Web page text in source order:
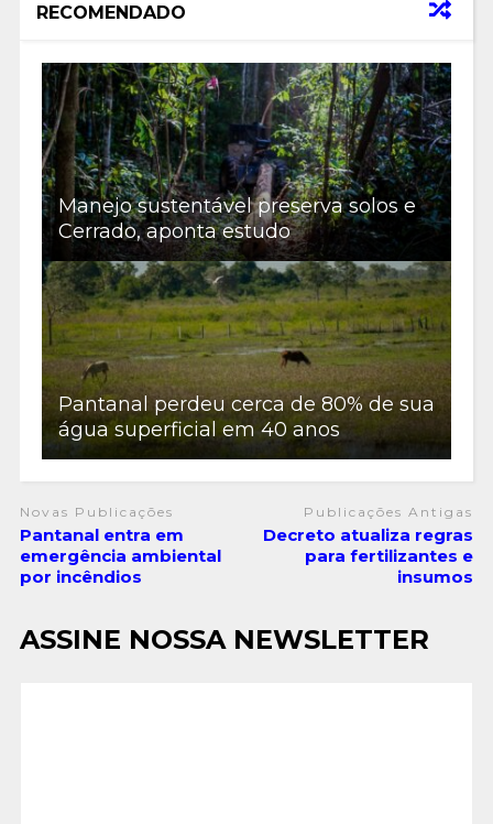
RECOMENDADO
Manejo sustentável preserva solos e
Cerrado, aponta estudo
Pantanal perdeu cerca de 80% de sua
água superficial em 40 anos
Novas Publicações
Pantanal entra em
emergência ambiental
por incêndios
Publicações Antigas
Decreto atualiza regras
para fertilizantes e
insumos
ASSINE NOSSA NEWSLETTER